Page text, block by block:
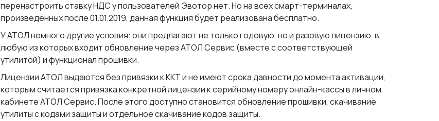
перенастроить ставку НДС у пользователей Эвотор нет. Но на всех смарт-терминалах,
произведенных после 01.01.2019, данная функция будет реализована бесплатно.
УАТОЛнемного другие условия: они предлагают не только годовую, но и разовую лицензию, в
любую из которых входит обновление через АТОЛ Сервис (вместе с соответствующей
утилитой) и функционал прошивки.
Лицензии АТОЛ выдаются без привязки к ККТ и не имеют срока давности до момента активации,
которым считается привязка конкретной лицензии к серийному номеру онлайн-кассы в личном
кабинете АТОЛ Сервис. После этого доступно становится обновление прошивки, скачивание
утилиты с кодами защиты и отдельное скачивание кодов защиты.